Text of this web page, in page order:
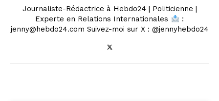
Journaliste-Rédactrice à Hebdo24 | Politicienne |
Experte en Relations Internationales
:
jenny@hebdo24.com Suivez-moi sur X : @jennyhebdo24